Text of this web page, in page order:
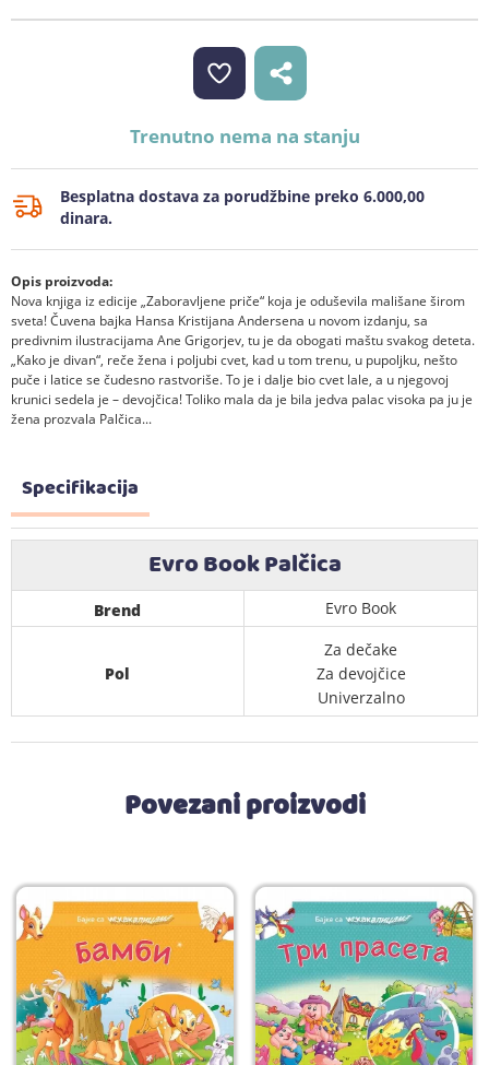
Trenutno nema na stanju
Besplatna dostava za porudžbine preko 6.000,00
dinara.
Opis proizvoda:
Nova knjiga iz edicije „Zaboravljene priče“ koja je oduševila mališane širom
sveta! Čuvena bajka Hansa Kristijana Andersena u novom izdanju, sa
predivnim ilustracijama Ane Grigorjev, tu je da obogati maštu svakog deteta.
„Kako je divan“, reče žena i poljubi cvet, kad u tom trenu, u pupoljku, nešto
puče i latice se čudesno rastvoriše. To je i dalje bio cvet lale, a u njegovoj
krunici sedela je – devojčica! Toliko mala da je bila jedva palac visoka pa ju je
žena prozvala Palčica...
Specifikacija
Evro Book Palčica
Brend Evro Book
Pol
Za dečake
Za devojčice
Univerzalno
Povezani proizvodi